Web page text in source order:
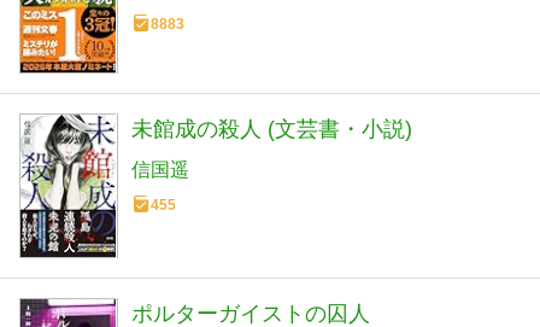
8883
未館成の殺人 (文芸書・小説)
信国遥
455
ポルターガイストの囚人